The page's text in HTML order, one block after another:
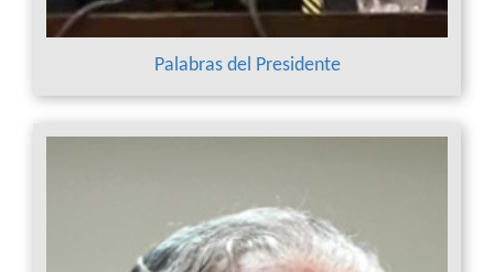
Palabras del Presidente